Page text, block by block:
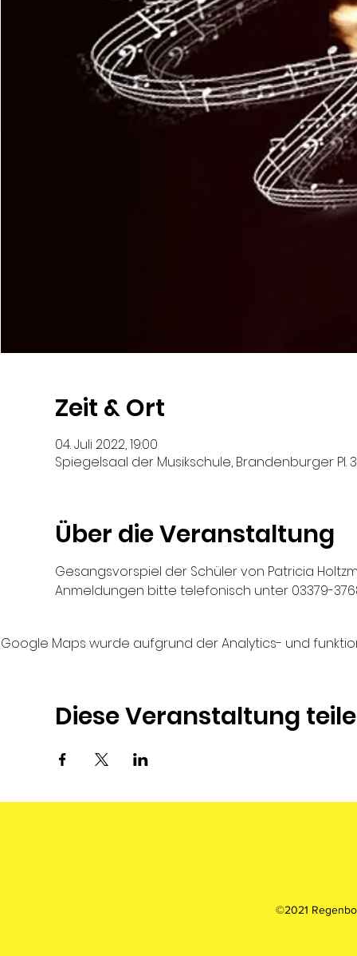
Zeit & Ort
04. Juli 2022, 19:00
Spiegelsaal der Musikschule, Brandenburger Pl.
Über die Veranstaltung
Gesangsvorspiel der Schüler von Patricia
Anmeldungen bitte telefonisch unter 03379-
Google Maps wurde aufgrund der Analytics- und
Diese Veranstaltung
©2021